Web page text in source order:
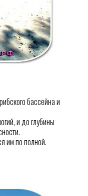
бассейна и
и до глубины
им по полной.